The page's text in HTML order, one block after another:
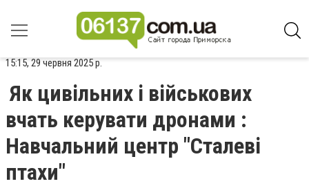
15:15, 29 червня 2025 р.
Як цивільних і військових
вчать керувати дронами :
Навчальний центр "Сталеві
птахи"